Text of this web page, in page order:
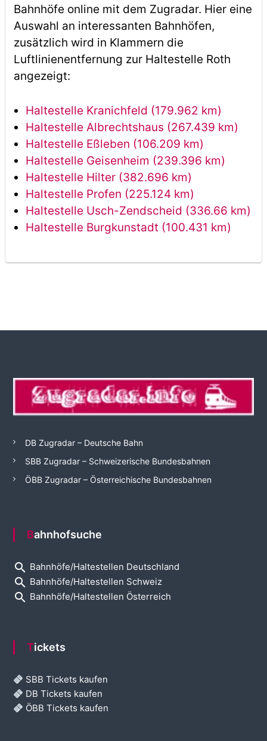
Bahnhöfe online mit dem Zugradar. Hier eine
Auswahl an interessanten Bahnhöfen,
zusätzlich wird in Klammern die
Luftlinienentfernung zur Haltestelle Roth
angezeigt:
Haltestelle Kranichfeld (179.962 km)
Haltestelle Albrechtshaus (267.439 km)
Haltestelle Eßleben (106.209 km)
Haltestelle Geisenheim (239.396 km)
Haltestelle Hilter (382.696 km)
Haltestelle Profen (225.124 km)
Haltestelle Usch-Zendscheid (336.66 km)
Haltestelle Burgkunstadt (100.431 km)
DB Zugradar – Deutsche Bahn
SBB Zugradar – Schweizerische Bundesbahnen
ÖBB Zugradar – Österreichische Bundesbahnen
Bahnhofsuche
search Bahnhöfe/Haltestellen Deutschland
search Bahnhöfe/Haltestellen Schweiz
search Bahnhöfe/Haltestellen Österreich
Tickets
SBB Tickets kaufen
DB Tickets kaufen
ÖBB Tickets kaufen